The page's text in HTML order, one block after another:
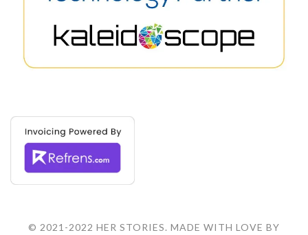
© 2021-2022 HER STORIES. MADE WITH LOVE BY